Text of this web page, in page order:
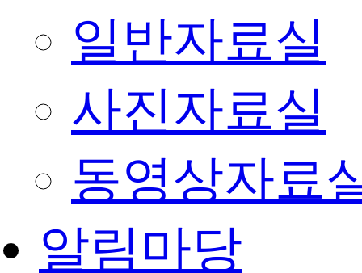
일반자료실
사진자료실
동영상자료
알림마당